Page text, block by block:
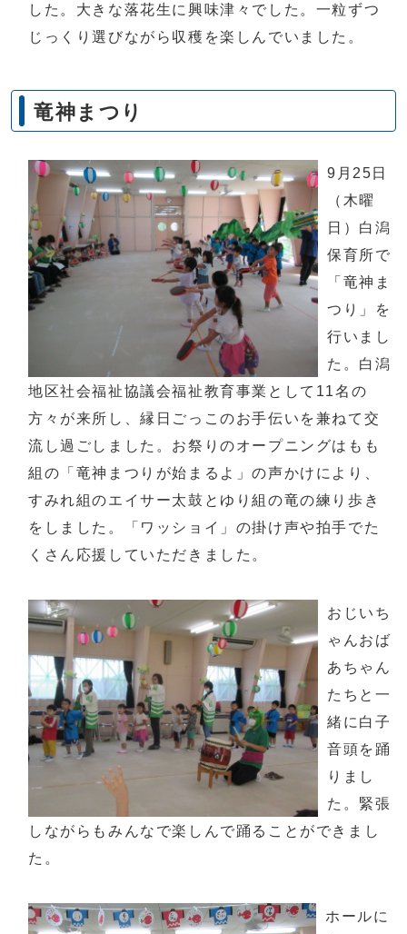
した。大きな落花生に興味津々でした。一粒ずつ
じっくり選びながら収穫を楽しんでいました。
竜神まつり
9月25日
（木曜
日）白潟
保育所で
「竜神ま
つり」を
行いまし
た。白潟
地区社会福祉協議会福祉教育事業として11名の
方々が来所し、縁日ごっこのお手伝いを兼ねて交
流し過ごしました。お祭りのオープニングはもも
組の「竜神まつりが始まるよ」の声かけにより、
すみれ組のエイサー太鼓とゆり組の竜の練り歩き
をしました。「ワッショイ」の掛け声や拍手でた
くさん応援していただきました。
おじいち
ゃんおば
あちゃん
たちと一
緒に白子
音頭を踊
りまし
た。緊張
しながらもみんなで楽しんで踊ることができまし
た。
ホールに